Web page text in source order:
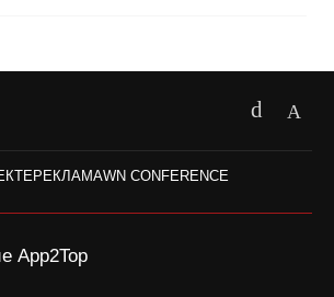
РЕКЛАМАWN CONFERENCE
App2Top